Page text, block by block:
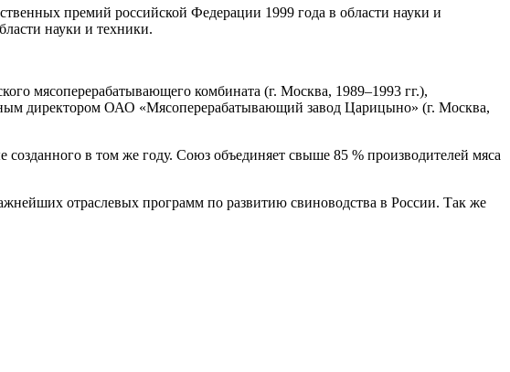
премий российской Федерации 1999 года в области науки и
науки и техники.
мясоперерабатывающего комбината (г. Москва, 1989–1993 гг.),
директором ОАО «Мясоперерабатывающий завод Царицыно» (г. Москва,
в том же году. Союз объединяет свыше 85 % производителей мяса
отраслевых программ по развитию свиноводства в России. Так же